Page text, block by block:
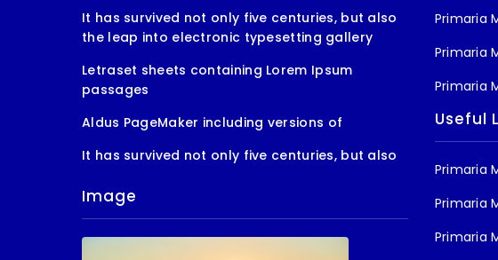
It has survived not only five centuries, but also
the leap into electronic typesetting gallery
Letraset sheets containing Lorem Ipsum
passages
Aldus PageMaker including versions of
It has survived not only five centuries, but also
Image
Primaria
Primaria
Primaria
Useful
Primaria
Primaria
Primaria